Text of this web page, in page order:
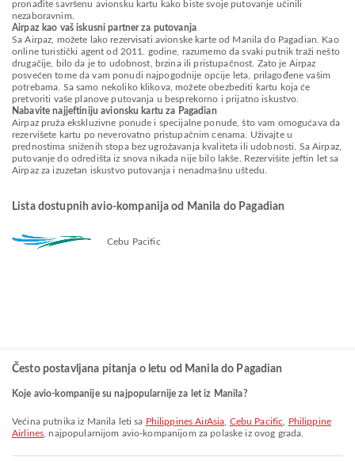
pronađite savršenu avionsku kartu kako biste svoje putovanje učinili
nezaboravnim.
Airpaz kao vaš iskusni partner za putovanja
Sa Airpaz, možete lako rezervisati avionske karte od Manila do Pagadian. Kao
online turistički agent od 2011. godine, razumemo da svaki putnik traži nešto
drugačije, bilo da je to udobnost, brzina ili pristupačnost. Zato je Airpaz
posvećen tome da vam ponudi najpogodnije opcije leta, prilagođene vašim
potrebama. Sa samo nekoliko klikova, možete obezbediti kartu koja će
pretvoriti vaše planove putovanja u besprekorno i prijatno iskustvo.
Nabavite najjeftiniju avionsku kartu za Pagadian
Airpaz pruža ekskluzivne ponude i specijalne ponude, što vam omogućava da
rezervišete kartu po neverovatno pristupačnim cenama. Uživajte u
prednostima sniženih stopa bez ugrožavanja kvaliteta ili udobnosti. Sa Airpaz,
putovanje do odredišta iz snova nikada nije bilo lakše. Rezervišite jeftin let sa
Airpaz za izuzetan iskustvo putovanja i nenadmašnu uštedu.
Lista dostupnih avio-kompanija od Manila do Pagadian
Cebu Pacific
Često postavljana pitanja o letu od Manila do Pagadian
Koje avio-kompanije su najpopularnije za let iz Manila?
Većina putnika iz Manila leti sa Philippines AirAsia Cebu Pacific
Philippine
Airlines , najpopularnijom avio-kompanijom za polaske iz ovog grada.